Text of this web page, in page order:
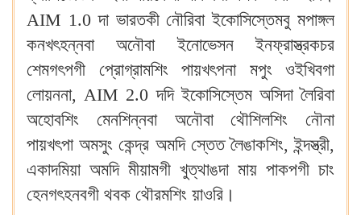
AIM 1.0 দা ভারতকী নৌরিবা ইকোসিস্তেমবু মপাঙ্গল
কনখৎহন্নবা অনৌবা ইনোভেসন ইনফ্রাস্ত্রকচর
শেমগৎপগী প্রোগ্রামশিং পায়খৎপনা মপুং ওইখিবগা
লোয়ননা, AIM 2.0 দদি ইকোসিস্তেম অসিদা লৈরিবা
অহোবশিং মেনশিন্নবা অনৌবা থৌশিলশিং নৌনা
পায়খৎপা অমসুং কেন্দ্র অমদি স্তেত লৈঙাকশিং, ইন্দস্ত্রী,
একাদমিয়া অমদি মীয়ামগী খুত্থাঙদা মায় পাকপগী চাং
হেনগৎহনবগী থবক থৌরমশিং য়াওরি‍।